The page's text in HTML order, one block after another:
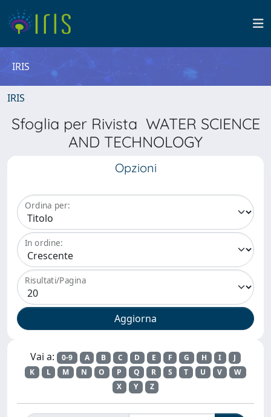
IRIS
IRIS
Sfoglia per Rivista WATER SCIENCE
AND TECHNOLOGY
Opzioni
Ordina per:
In ordine:
Risultati/Pagina
Vai a: 0-9 A B C D E F G H I
J
K
L M N O P Q R S T U V
W
X
Y Z